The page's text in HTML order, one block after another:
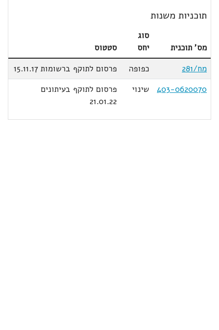
תוכניות משנות
מס' תוכנית
סוג
יחס
סטטוס
מח/281
כפופה
פרסום לתוקף ברשומות 15.11.17
403-0620070
שינוי
פרסום לתוקף בעיתונים
21.01.22